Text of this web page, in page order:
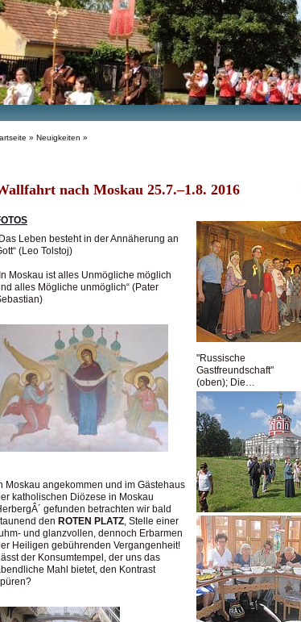
» Neuigkeiten »
nach Moskau 25.7.–1.8. 2016
"Russische
Gastfreundschaft"
(oben); Die…
Leben besteht in der Annäherung an
(Leo Tolstoj)
Moskau ist alles Unmögliche möglich
alles Mögliche unmöglich“ (Pater
Moskau angekommen und im Gästehaus
katholischen Diözese in Moskau
gefunden betrachten wir bald
den ROTEN PLATZ, Stelle einer
und glanzvollen, dennoch Erbarmen
Heiligen gebührenden Vergangenheit!
der Konsumtempel, der uns das
Mahl bietet, den Kontrast